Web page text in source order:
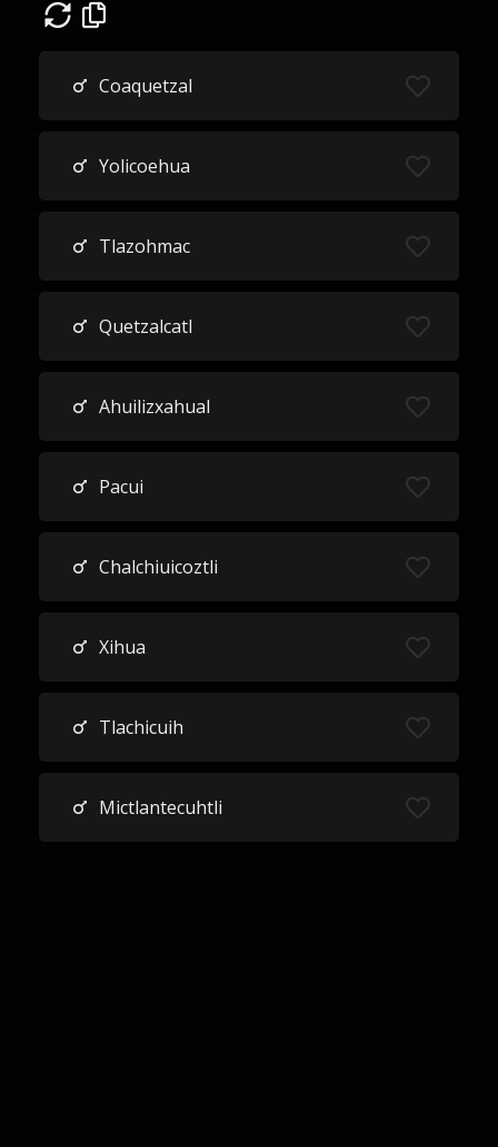
Coaquetzal
Yolicoehua
Tlazohmac
Quetzalcatl
Ahuilizxahual
Pacui
Chalchiuicoztli
Xihua
Tlachicuih
Mictlantecuhtli